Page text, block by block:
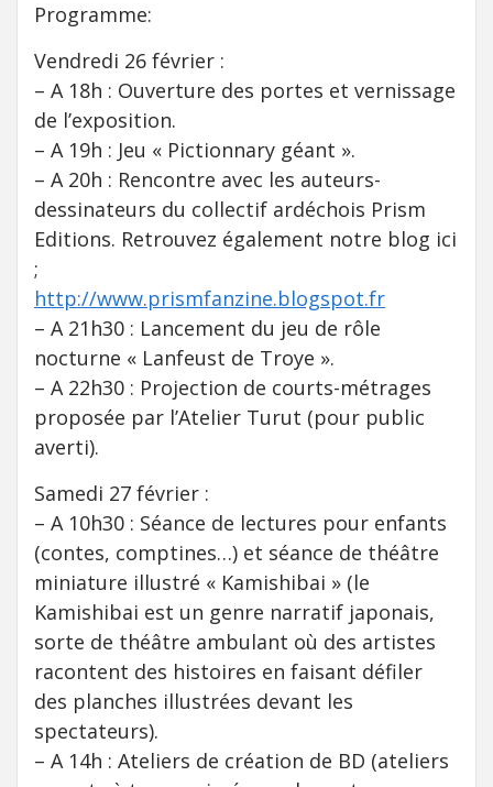
Programme:
Vendredi 26 février :
– A 18h : Ouverture des portes et vernissage
de l’exposition.
– A 19h : Jeu « Pictionnary géant ».
– A 20h : Rencontre avec les auteurs-
dessinateurs du collectif ardéchois Prism
Editions. Retrouvez également notre blog ici
;
http://www.prismfanzine.blogspot.fr
– A 21h30 : Lancement du jeu de rôle
nocturne « Lanfeust de Troye ».
– A 22h30 : Projection de courts-métrages
proposée par l’Atelier Turut (pour public
averti).
Samedi 27 février :
– A 10h30 : Séance de lectures pour enfants
(contes, comptines…) et séance de théâtre
miniature illustré « Kamishibai » (le
Kamishibai est un genre narratif japonais,
sorte de théâtre ambulant où des artistes
racontent des histoires en faisant défiler
des planches illustrées devant les
spectateurs).
– A 14h : Ateliers de création de BD (ateliers